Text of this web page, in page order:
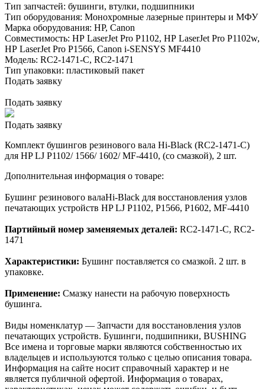
Тип запчастей: бушинги, втулки, подшипники
Тип оборудования: Монохромные лазерные принтеры и МФУ
Марка оборудования: HP, Canon
Совместимость: HP LaserJet Pro P1102, HP LaserJet Pro P1102w,
HP LaserJet Pro P1566, Canon i-SENSYS MF4410
Модель: RC2-1471-С, RC2-1471
Тип упаковки: пластиковый пакет
Подать заявку
Подать заявку
Подать заявку
Комплект бушингов резинового вала Hi-Black (RC2-1471-С)
для HP LJ P1102/ 1566/ 1602/ MF-4410, (со смазкой), 2 шт.
Дополнительная информация о товаре:
Бушинг резинового валаHi-Black для восстановления узлов
печатающих устройств HP LJ P1102, P1566, P1602, MF-4410
Партийный номер заменяемых деталей: RC2-1471-С, RC2-
1471
Характеристики: Бушинг поставляется со смазкой. 2 шт. в
упаковке.
Применение: Смазку нанести на рабочую поверхность
бушинга.
Виды номенклатур — Запчасти для восстановления узлов
печатающих устройств. Бушинги, подшипники, BUSHING
Все имена и торговые марки являются собственностью их
владельцев и используются только с целью описания товара.
Информация на сайте носит справочный характер и не
является публичной офертой. Информация о товарах,